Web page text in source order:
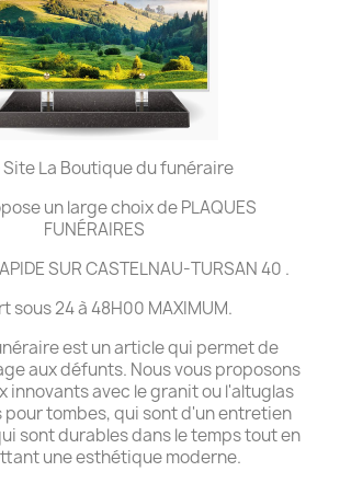
La Boutique du funéraire
un large choix de PLAQUES
FUNÉRAIRES
SUR CASTELNAU-TURSAN 40 .
sous 24 à 48H00 MAXIMUM.
est un article qui permet de
aux défunts. Nous vous proposons
innovants avec le granit ou l'altuglas
pour tombes, qui sont d'un entretien
sont durables dans le temps tout en
une esthétique moderne.